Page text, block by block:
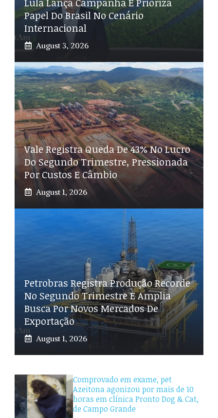
Papel Do Brasil No Cenário
Internacional
August 3, 2026
Vale Registra Queda De 43% No Lucro
Do Segundo Trimestre, Pressionada
Por Custos E Câmbio
August 1, 2026
Petrobras Registra Produção Recorde
No Segundo Trimestre E Amplia
Busca Por Novos Mercados De
Exportação
August 1, 2026
Comprovado em exame, pet
Azeitona agonizou por mais de 10
horas em clínica Pronto Dog & Cat,
de Campo Grande